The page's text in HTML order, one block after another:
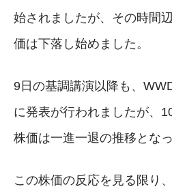
始されましたが、その時間
価は下落し始めました。
9日の基調講演以降も、
に発表が行われましたが、
株価は一進一退の推移となっ
この株価の反応を見る限り